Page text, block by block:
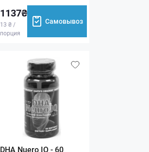
1137₴
13 ₴ /
порция
Самовывоз
DHA Nuero IQ - 60